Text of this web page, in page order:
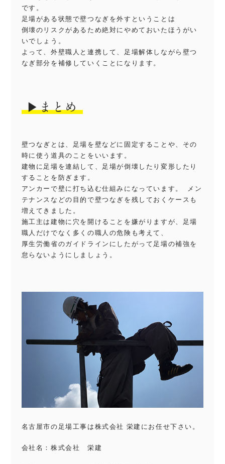
です。
足場がある状態で壁つなぎを外すということは
倒壊のリスクがあるため絶対にやめておいたほうがい
いでしょう。
よって、外壁職人と連携して、足場解体しながら壁つ
なぎ部分を補修していくことになります。
▶︎まとめ
壁つなぎとは、足場を壁などに固定することや、その
時に使う道具のことをいいます。
建物に足場を連結して、足場が倒壊したり変形したり
することを防ぎます。
アンカーで壁に打ち込む仕組みになっています。 メン
テナンスなどの目的で壁つなぎを残しておくケースも
増えてきました。
施工主は建物に穴を開けることを嫌がりますが、足場
職人だけでなく多くの職人の危険も考えて、
厚生労働省のガイドラインにしたがって足場の補強を
怠らないようにしましょう。
名古屋市の足場工事は株式会社 栄建にお任せ下さい。
会社名：株式会社 栄建